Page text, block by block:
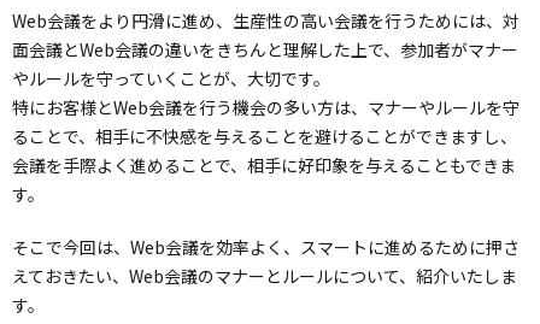
Web会議をより円滑に進め、生産性の高い会議を行うためには、対
面会議とWeb会議の違いをきちんと理解した上で、参加者がマナー
やルールを守っていくことが、大切です。
特にお客様とWeb会議を行う機会の多い方は、マナーやルールを守
ることで、相手に不快感を与えることを避けることができますし、
会議を手際よく進めることで、相手に好印象を与えることもできま
す。
そこで今回は、Web会議を効率よく、スマートに進めるために押さ
えておきたい、Web会議のマナーとルールについて、紹介いたしま
す。